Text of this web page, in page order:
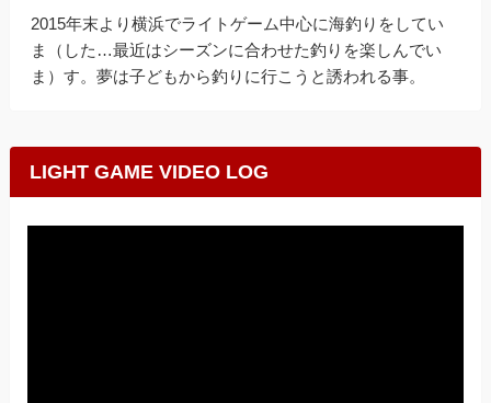
2015年末より横浜でライトゲーム中心に海釣りをしてい
ま（した…最近はシーズンに合わせた釣りを楽しんでい
ま）す。夢は子どもから釣りに行こうと誘われる事。
LIGHT GAME VIDEO LOG